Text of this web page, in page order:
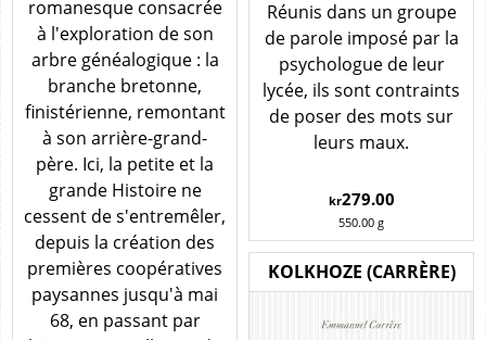
Réunis dans un groupe
de parole imposé par la
psychologue de leur
lycée, ils sont contraints
de poser des mots sur
leurs maux.
kr279.00
550.00 g
romanesque consacrée
à l'exploration de son
arbre généalogique : la
branche bretonne,
finistérienne, remontant
à son arrière-grand-
père. Ici, la petite et la
grande Histoire ne
cessent de s'entremêler,
depuis la création des
premières coopératives
paysannes jusqu'à mai
68, en passant par
KOLKHOZE (CARRÈRE)